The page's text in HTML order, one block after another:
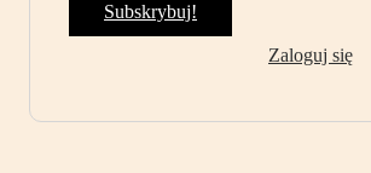
Subskrybuj!
Zaloguj się